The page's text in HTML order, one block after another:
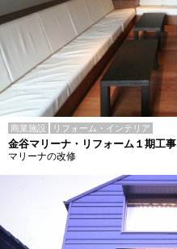
商業施設 リフォーム・インテリア
金谷マリーナ・リフォーム１期工事
マリーナの改修